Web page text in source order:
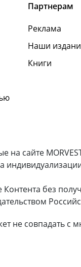
Партнерам
Реклама
Наши
Книги
на сайте
без
не совпадать с